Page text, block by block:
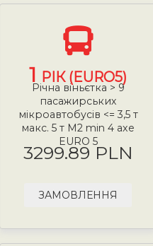
1 РІК (EURO5)
Річна віньєтка > 9
пасажирських
мікроавтобусів <= 3,5 т
макс. 5 т М2 min 4 axe
EURO 5
3299.89 PLN
ЗАМОВЛЕННЯ